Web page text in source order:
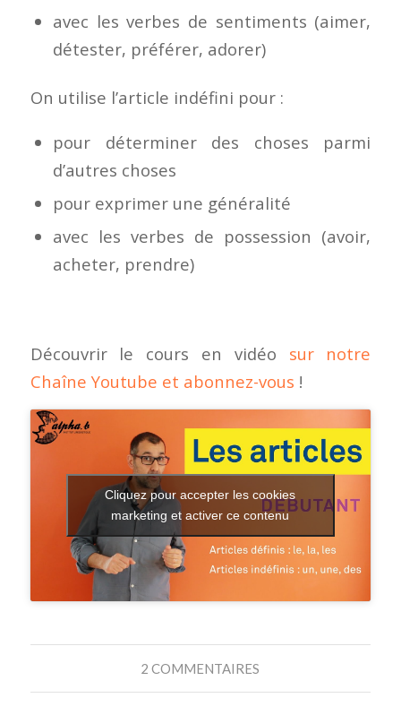
avec les verbes de sentiments (aimer,
détester, préférer, adorer)
On utilise l’article indéfini pour :
pour déterminer des choses parmi
d’autres choses
pour exprimer une généralité
avec les verbes de possession (avoir,
acheter, prendre)
Découvrir le cours en vidéo sur notre
Chaîne Youtube et abonnez-vous !
Cliquez pour accepter les cookies
marketing et activer ce contenu
2 COMMENTAIRES